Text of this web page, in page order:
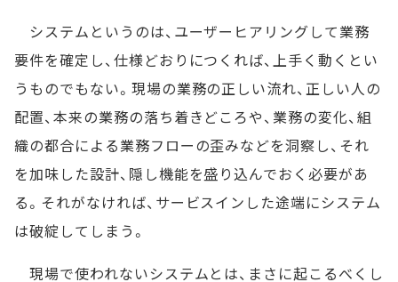
システムというのは、ユーザーヒアリングして業務
要件を確定し、仕様どおりにつくれば、上手く動くとい
うものでもない。現場の業務の正しい流れ、正しい人の
配置、本来の業務の落ち着きどころや、業務の変化、組
織の都合による業務フローの歪みなどを洞察し、それ
を加味した設計、隠し機能を盛り込んでおく必要があ
る。それがなければ、サービスインした途端にシステム
は破綻してしまう。
現場で使われないシステムとは、まさに起こるべくし